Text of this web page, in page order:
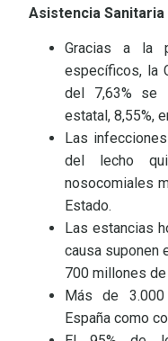
Asistencia Sanitaria
Gracias a la
específicos, la
del 7,63% se
estatal, 8,55%,
Las
del lecho
nosocomiales
Estado.
Las estancias
causa suponen
700 millones de
Más de
España como